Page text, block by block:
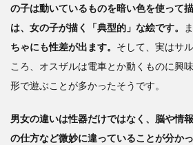
の子は動いているものを暗い色を使って
は、女の子が描く「典型的」な絵です。
ちゃにも性差が出ます。 そして、実はサ
ころ、オスザルは電車とか動くものに興
形で遊ぶことが多かったそうです。
男女の違いは性器だけではなく、脳や情
の仕方など微妙に違っていることが分か